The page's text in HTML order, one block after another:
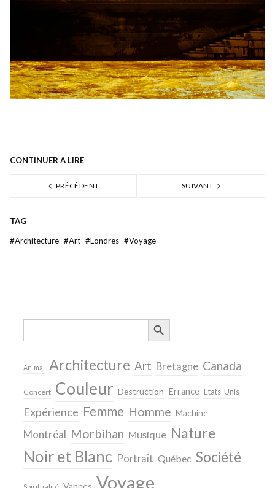
CONTINUER À LIRE
PRÉCÉDENT SUIVANT
TAG
#Architecture #Art #Londres #Voyage
Search
SEARCH BUTTON
Animal Architecture Art Bretagne Canada
Concert Couleur Destruction Errance Etats-Unis
Expérience Femme Homme Machine
Montréal Morbihan Musique Nature
Noir et Blanc Portrait Québec Société
Voyage